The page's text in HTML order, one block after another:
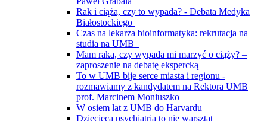
Rak i ciąża, czy to wypada? - Debata Medyka
Białostockiego
Czas na lekarza bioinformatyka: rekrutacja na
studia na UMB
Mam raka, czy wypada mi marzyć o ciąży? –
zaproszenie na debatę ekspercką
To w UMB bije serce miasta i regionu -
rozmawiamy z kandydatem na Rektora UMB
prof. Marcinem Moniuszko
W osiem lat z UMB do Harvardu
Dziecięca psychiatria to nie warsztat